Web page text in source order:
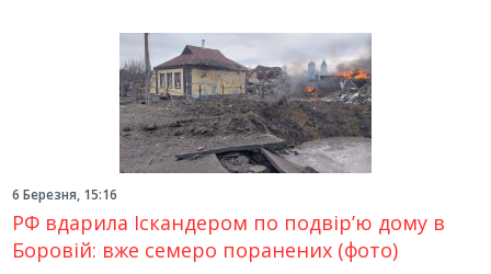
6 Березня, 15:16
РФ вдарила Іскандером по подвір’ю дому в
Боровій: вже семеро поранених (фото)